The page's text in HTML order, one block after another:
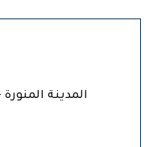
المدينة